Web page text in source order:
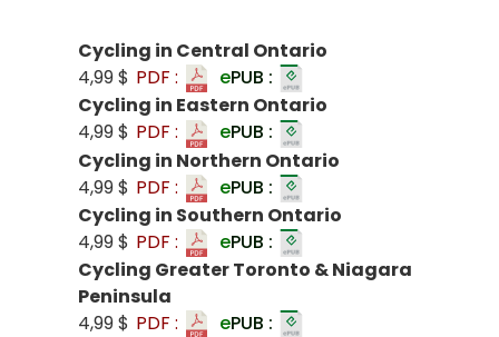
Cycling in Central Ontario
4,99 $ PDF : ePUB :
Cycling in Eastern Ontario
4,99 $ PDF : ePUB :
Cycling in Northern Ontario
4,99 $ PDF : ePUB :
Cycling in Southern Ontario
4,99 $ PDF : ePUB :
Cycling Greater Toronto & Niagara
Peninsula
4,99 $ PDF : ePUB :